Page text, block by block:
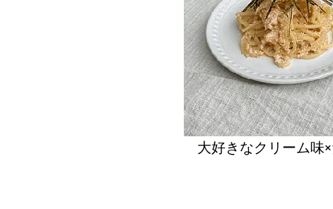
大好きなクリーム味